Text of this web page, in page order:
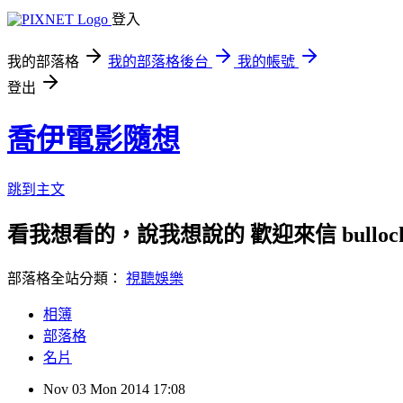
登入
我的部落格 我的部落格後台
我的帳號
登出
喬伊電影隨想
跳到主文
看我想看的，說我想說的 歡迎來信
部落格全站分類： 視聽娛樂
相簿
部落格
名片
Nov 03 Mon 2014 17:08